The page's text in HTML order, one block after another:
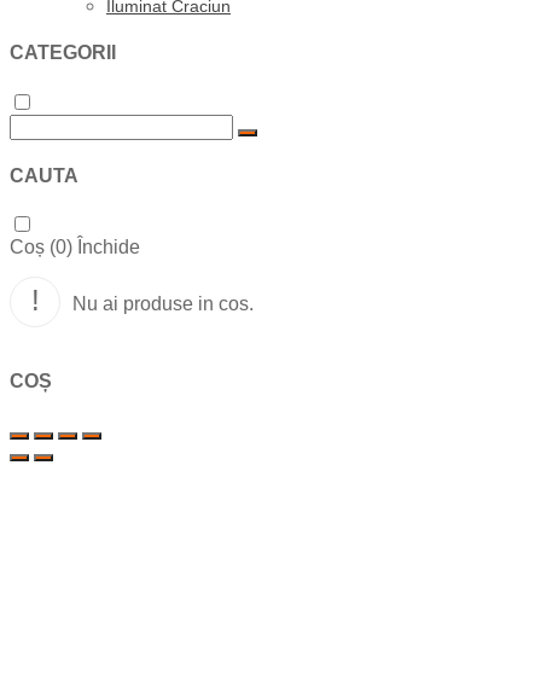
Iluminat Craciun
CATEGORII
CAUTA
Coș (0) Închide
Nu ai produse in cos.
COȘ